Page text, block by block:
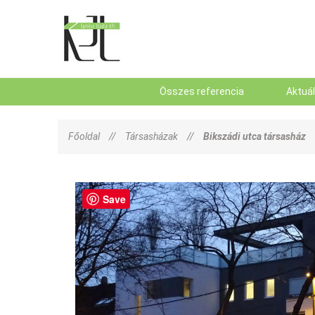
Összes referencia
Főoldal // Társasházak // Bikszádi utca társasház
Save